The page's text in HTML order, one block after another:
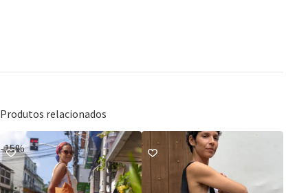
Produtos relacionados
-15%